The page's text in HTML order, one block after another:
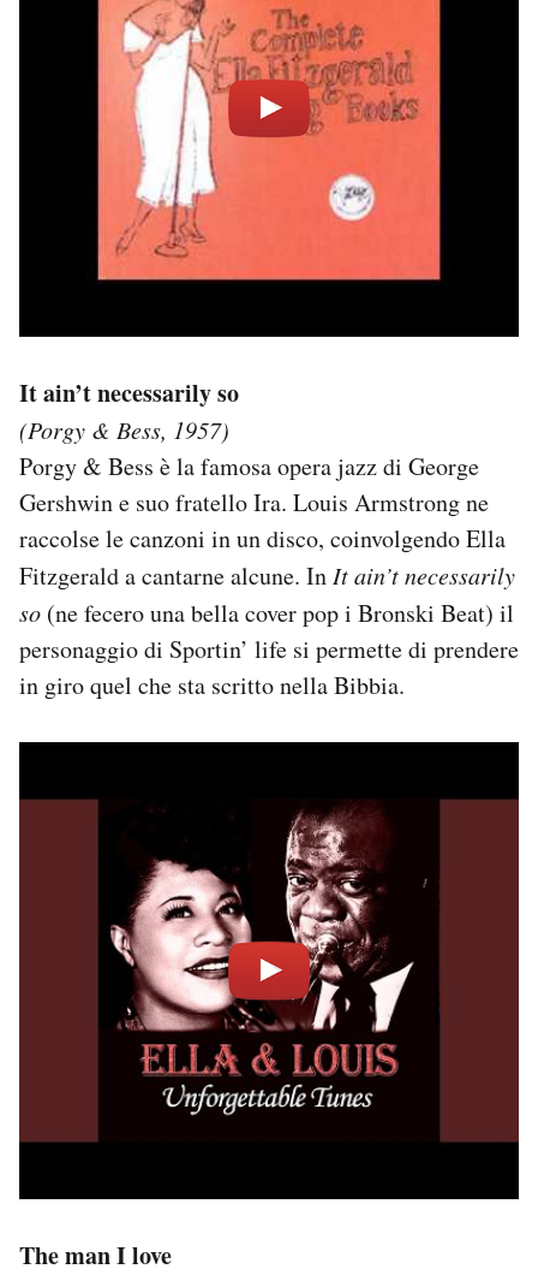
It ain’t necessarily so
(Porgy & Bess, 1957)
Porgy & Bess è la famosa opera jazz di George
Gershwin e suo fratello Ira. Louis Armstrong ne
raccolse le canzoni in un disco, coinvolgendo Ella
Fitzgerald a cantarne alcune. InIt ain’t necessarily
so (ne fecero una bella cover pop i Bronski Beat) il
personaggio di Sportin’ life si permette di prendere
in giro quel che sta scritto nella Bibbia.
The man I love